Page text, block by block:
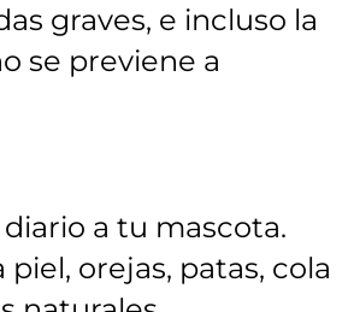
graves, e incluso la
se previene a
diario a tu mascota.
piel, orejas, patas, cola